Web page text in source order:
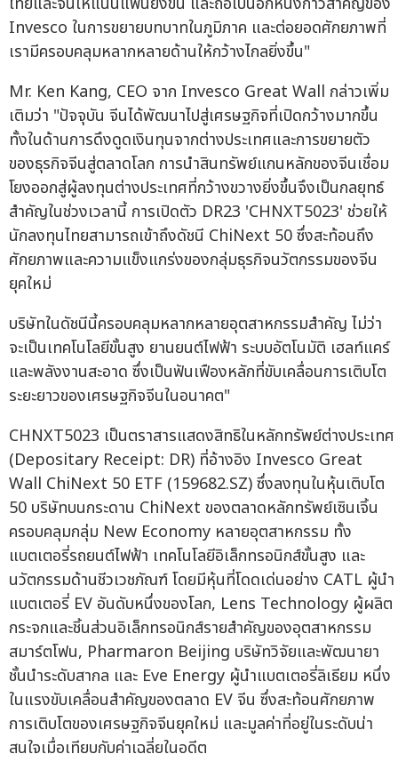
Invesco ในการขยายบทบาทในภูมิภาค และต่อยอดศักยภาพที่
เรามีครอบคลุมหลากหลายด้านให้กว้างไกลยิ่งขึ้น"
Mr. Ken Kang, CEO จาก Invesco Great Wall กล่าวเพิ่ม
เติมว่า "ปัจจุบัน จีนได้พัฒนาไปสู่เศรษฐกิจที่เปิดกว้างมากขึ้น
ทั้งในด้านการดึงดูดเงินทุนจากต่างประเทศและการขยายตัว
ของธุรกิจจีนสู่ตลาดโลก การนำสินทรัพย์แกนหลักของจีนเชื่อม
โยงออกสู่ผู้ลงทุนต่างประเทศที่กว้างขวางยิ่งขึ้นจึงเป็นกลยุทธ์
สำคัญในช่วงเวลานี้ การเปิดตัว DR23 'CHNXT5023' ช่วยให้
นักลงทุนไทยสามารถเข้าถึงดัชนี ChiNext 50 ซึ่งสะท้อนถึง
ศักยภาพและความแข็งแกร่งของกลุ่มธุรกิจนวัตกรรมของจีน
ยุคใหม่
บริษัทในดัชนีนี้ครอบคลุมหลากหลายอุตสาหกรรมสำคัญ ไม่ว่า
จะเป็นเทคโนโลยีขั้นสูง ยานยนต์ไฟฟ้า ระบบอัตโนมัติ เฮลท์แคร์
และพลังงานสะอาด ซึ่งเป็นฟันเฟืองหลักที่ขับเคลื่อนการเติบโต
ระยะยาวของเศรษฐกิจจีนในอนาคต"
CHNXT5023 เป็นตราสารแสดงสิทธิในหลักทรัพย์ต่างประเทศ
(Depositary Receipt: DR) ที่อ้างอิง Invesco Great
Wall ChiNext 50 ETF (159682.SZ) ซึ่งลงทุนในหุ้นเติบโต
50 บริษัทบนกระดาน ChiNext ของตลาดหลักทรัพย์เซินเจิ้น
ครอบคลุมกลุ่ม New Economy หลายอุตสาหกรรม ทั้ง
แบตเตอรี่รถยนต์ไฟฟ้า เทคโนโลยีอิเล็กทรอนิกส์ขั้นสูง และ
นวัตกรรมด้านชีวเวชภัณฑ์ โดยมีหุ้นที่โดดเด่นอย่าง CATL ผู้นำ
แบตเตอรี่ EV อันดับหนึ่งของโลก, Lens Technology ผู้ผลิต
กระจกและชิ้นส่วนอิเล็กทรอนิกส์รายสำคัญของอุตสาหกรรม
สมาร์ตโฟน, Pharmaron Beijing บริษัทวิจัยและพัฒนายา
ชั้นนำระดับสากล และ Eve Energy ผู้นำแบตเตอรี่ลิเธียม หนึ่ง
ในแรงขับเคลื่อนสำคัญของตลาด EV จีน ซึ่งสะท้อนศักยภาพ
การเติบโตของเศรษฐกิจจีนยุคใหม่ และมูลค่าที่อยู่ในระดับน่า
สนใจเมื่อเทียบกับค่าเฉลี่ยในอดีต